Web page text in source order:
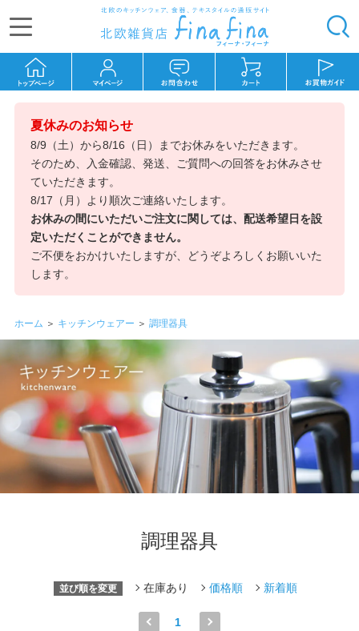
夏休みのお知らせ
8/9（土）から8/16（日）までお休みをいただきます。
そのため、入金確認、発送、ご質問への回答をお休みさせ
ていただきます。
8/17（月）より順次ご連絡いたします。
お休みの間にいただいご注文に関しては、配送希望日を設
定いただくことができません。
ご不便をおかけいたしますが、どうぞよろしくお願いいた
します。
ホーム ＞ キッチンウェアー ＞ 調理器具
調理器具
並び順を変更 在庫あり 価格順 新着順
1